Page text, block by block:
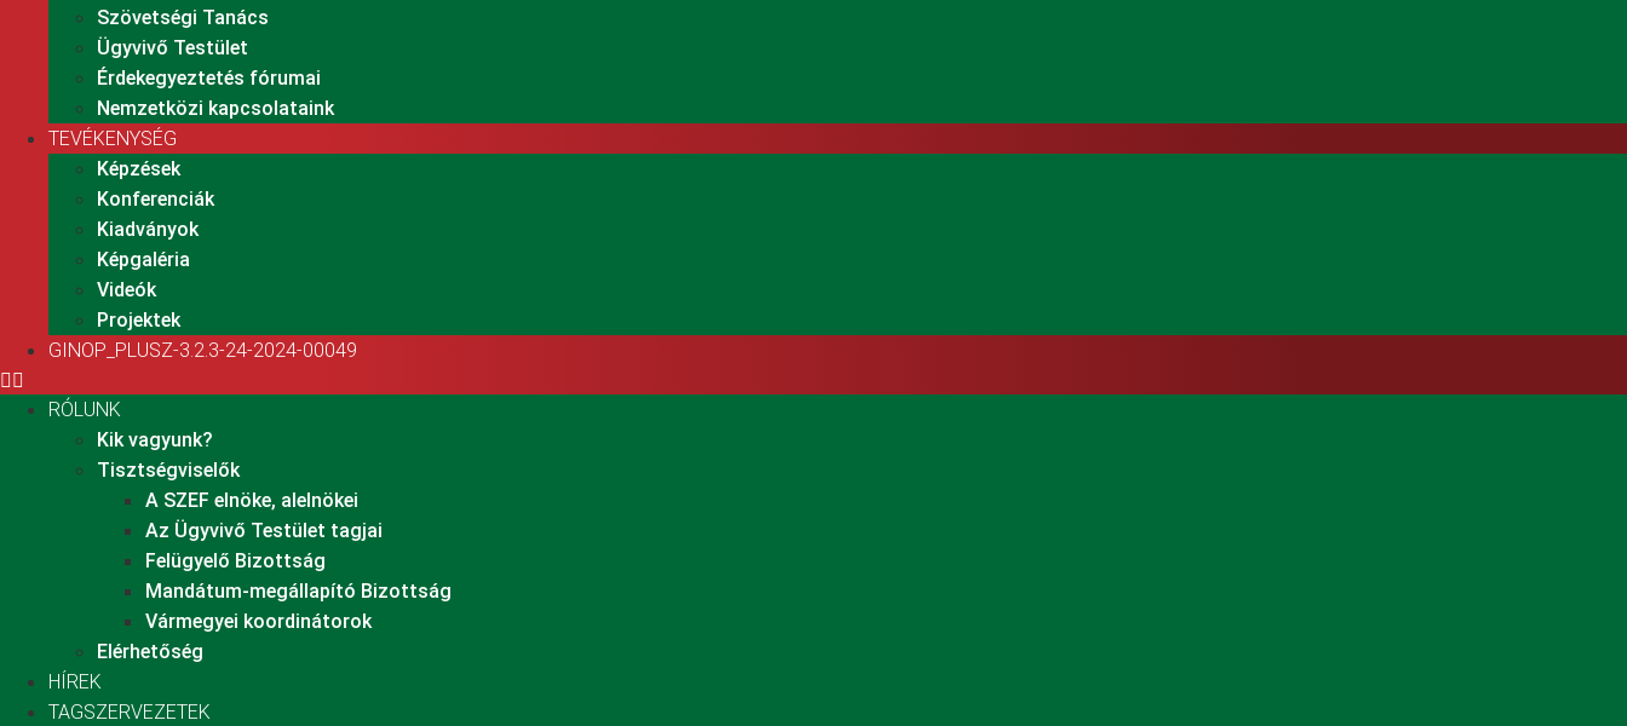
Szövetségi Tanács
Ügyvivő Testület
Érdekegyeztetés fórumai
Nemzetközi kapcsolataink
TEVÉKENYSÉG
Képzések
Konferenciák
Kiadványok
Képgaléria
Videók
Projektek
GINOP_PLUSZ-3.2.3-24-2024-00049
RÓLUNK
Kik vagyunk?
Tisztségviselők
A SZEF elnöke, alelnökei
Az Ügyvivő Testület tagjai
Felügyelő Bizottság
Mandátum-megállapító Bizottság
Vármegyei koordinátorok
Elérhetőség
HÍREK
TAGSZERVEZETEK